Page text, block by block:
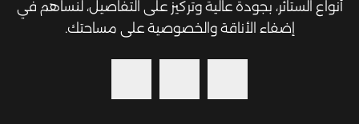
أنواع الستائر، بجودة عالية وتركيز على التفاصيل، لنساهم في
إضفاء الأناقة والخصوصية على مساحتك.